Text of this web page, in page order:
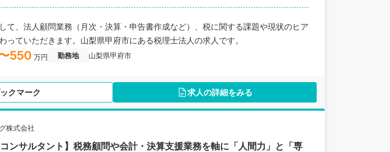
て、法人顧問業務（月次・決算・申告書作成など）、税に関する課題や現状のヒア
っていただきます。山梨県甲府市にある税理士法人の求人です。
550 万円 勤務地 山梨県甲府市
クマーク 求人の詳細をみる
株式会社
コンサルタント】税務顧問や会計・決算支援業務を軸に「人間力」と「専